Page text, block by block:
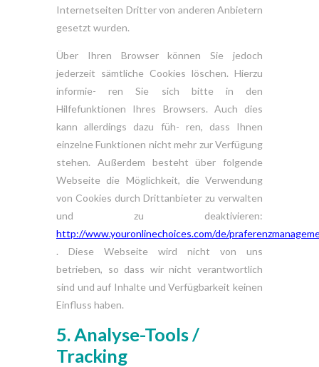
Internetseiten Dritter von anderen Anbietern
gesetzt wurden.
Über Ihren Browser können Sie jedoch
jederzeit sämtliche Cookies löschen. Hierzu
informie- ren Sie sich bitte in den
Hilfefunktionen Ihres Browsers. Auch dies
kann allerdings dazu füh- ren, dass Ihnen
einzelne Funktionen nicht mehr zur Verfügung
stehen. Außerdem besteht über folgende
Webseite die Möglichkeit, die Verwendung
von Cookies durch Drittanbieter zu verwalten
und zu deaktivieren:
http://www.youronlinechoices.com/de/
. Diese Webseite wird nicht von uns
betrieben, so dass wir nicht verantwortlich
sind und auf Inhalte und Verfügbarkeit keinen
Einfluss haben.
5. Analyse-Tools /
Tracking